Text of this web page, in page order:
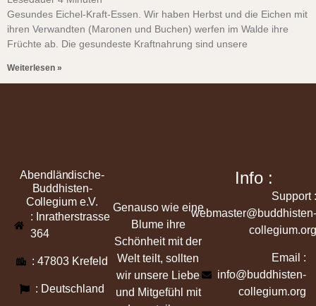
Gesundes Eichel-Kraft-Essen. Wir haben Herbst und die Eichen mit
ihren Verwandten (Maronen und Buchen) werfen im Walde ihre
Früchte ab. Die gesundeste Kraftnahrung sind unsere
Weiterlesen »
Abendländische-
Buddhisten-
Collegium e.V.
: Inratherstrasse
364
: 47803 Krefeld
: Deutschland
Genauso wie eine
Blume ihre
Schönheit mit der
Welt teilt, sollten
wir unsere Liebe
und Mitgefühl mit
Info :
Support :
webmaster@buddhisten-
collegium.org
Email :
info@buddhisten-
collegium.org